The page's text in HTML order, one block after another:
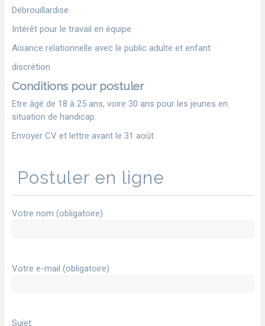
Débrouillardise
Intérêt pour le travail en équipe
Aisance relationnelle avec le public adulte et enfant
discrétion
Conditions pour postuler
Etre âgé de 18 à 25 ans, voire 30 ans pour les jeunes en
situation de handicap.
Envoyer CV et lettre avant le 31 août
Postuler en ligne
Votre nom (obligatoire)
Votre e-mail (obligatoire)
Sujet